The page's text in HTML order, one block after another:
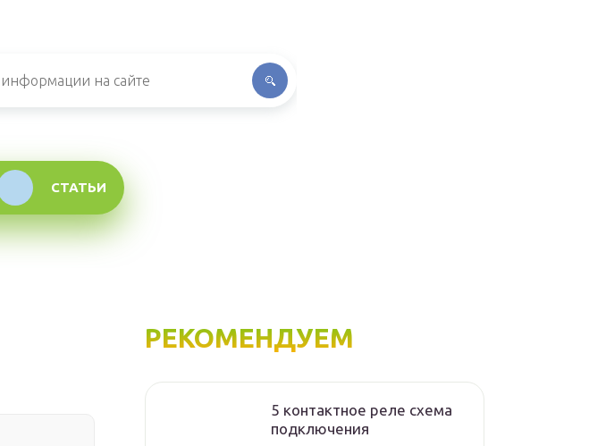
СТАТЬИ
РЕКОМЕНДУЕМ
5 контактное реле схема
подключения